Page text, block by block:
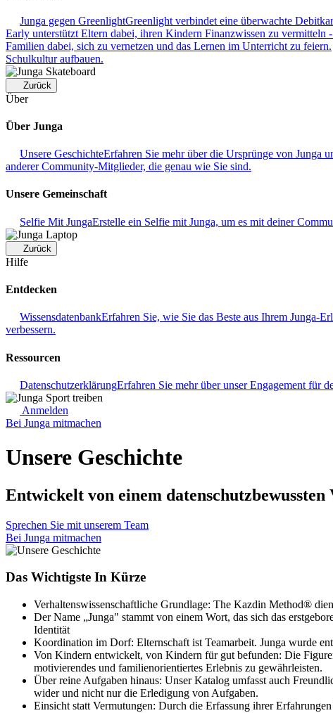
Junga gegen GreenlightGreenlight verbindet eine überwachte
Early unterstützt Eltern dabei, ihren Kindern Finanzwissen zu
Familien dabei, sich zu vernetzen und das Lernen im Unterricht zu feiern.
Schulkultur aufbauen.
Zurück
Über
Über Junga
Unsere GeschichteErfahren Sie mehr über die Ursprünge von Junga
anderer Community-Mitglieder, die genau wie Sie sind.
Unsere Gemeinschaft
Selfie Mit JungaErstelle ein Selfie mit Junga, um es mit deiner
Zurück
Hilfe
Entdecken
WissensdatenbankErfahren Sie, wie Sie das Beste aus Ihrem Junga-
verbessern.
Ressourcen
DatenschutzerklärungErfahren Sie mehr über unser Engagement für
Anmelden
Bei Junga mitmachen
Unsere Geschichte
Entwickelt von einem
Sprechen Sie mit unserem Team
Bei Junga mitmachen
Das Wichtigste In Kürze
Verhaltenswissenschaftliche Grundlage: The Kazdin Method®
Der Name „Junga" stammt von einem Wort, das sich das
Identität
Koordination im Dorf: Elternschaft ist Teamarbeit. Junga wurde
Von Kindern entwickelt, von Kindern für gut befunden: Die
motivierendes und familienorientiertes Erlebnis zu gewährleisten.
Über reine Aufgaben hinaus: Unser Katalog umfasst auch
wider und nicht nur die Erledigung von Aufgaben.
Einsicht statt Vermutungen: Durch die Erfassung ihrer